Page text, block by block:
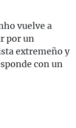
vuelve a
por un
extremeño y
con un